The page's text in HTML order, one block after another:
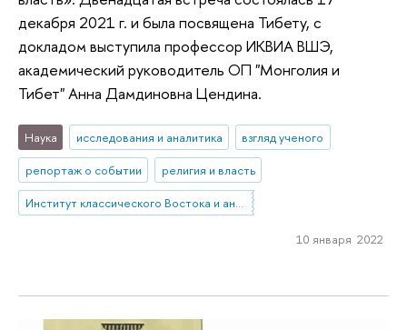
декабря 2021 г. и была посвящена Тибету, с
докладом выступила профессор ИКВИА ВШЭ,
академический руководитель ОП "Монголия и
Тибет" Анна Дамдиновна Цендина.
Наука исследования и аналитика
взгляд ученого
репортаж о событии
религия и власть
Институт классического Востока и античности
10 января 2022